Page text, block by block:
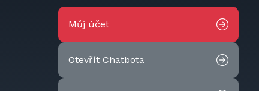
Můj účet
Otevřít Chatbota